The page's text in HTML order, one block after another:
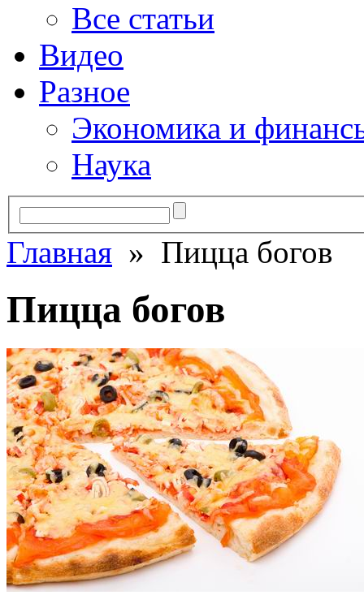
Все статьи
Видео
Разное
Экономика и
Наука
Главная » Пицца богов
Пицца богов